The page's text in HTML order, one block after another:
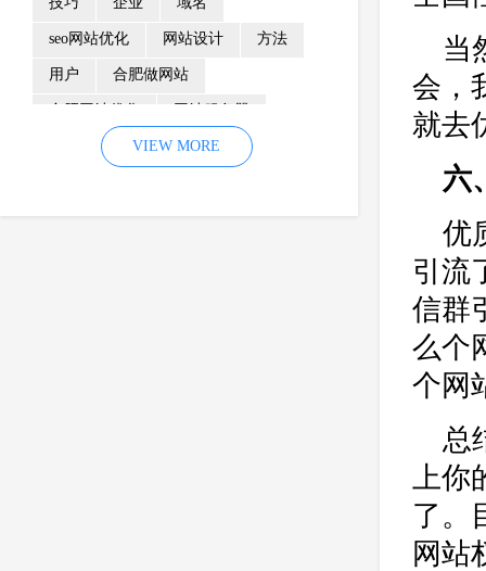
seo网站优化 网站设计 方法
用户 合肥做网站
优化 网站降权
企业网站建设 效果 页面
VIEW MORE
当
会，
就去
六
优
引流
信群
么个
个网
总
上你
了。
网站